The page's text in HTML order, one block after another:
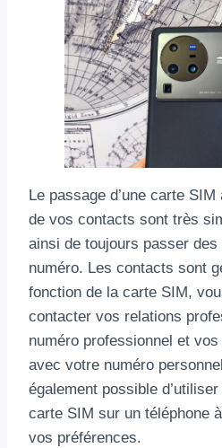
Le passage d’une carte
de vos contacts sont très
ainsi de toujours passer
numéro. Les contacts sont
fonction de la carte SIM,
contacter vos relations
numéro professionnel et
avec votre numéro
également possible
carte SIM sur un téléphone
vos préférences.